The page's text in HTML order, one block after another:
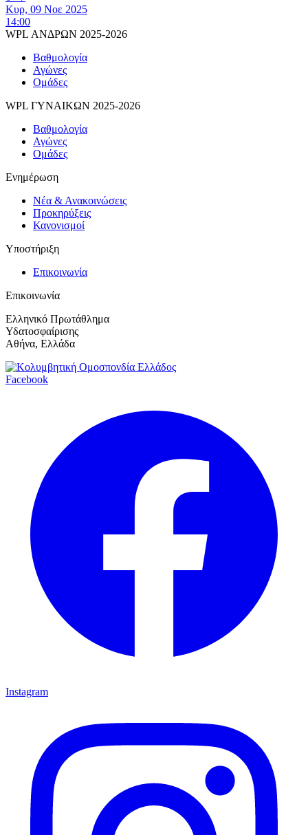
Κυρ, 09 Νοε 2025
14:00
WPL ΑΝΔΡΩΝ 2025-2026
Βαθμολογία
Αγώνες
Ομάδες
WPL ΓΥΝΑΙΚΩΝ 2025-2026
Βαθμολογία
Αγώνες
Ομάδες
Ενημέρωση
Νέα & Ανακοινώσεις
Προκηρύξεις
Κανονισμοί
Υποστήριξη
Επικοινωνία
Επικοινωνία
Ελληνικό Πρωτάθλημα
Υδατοσφαίρισης
Αθήνα, Ελλάδα
Facebook
Instagram